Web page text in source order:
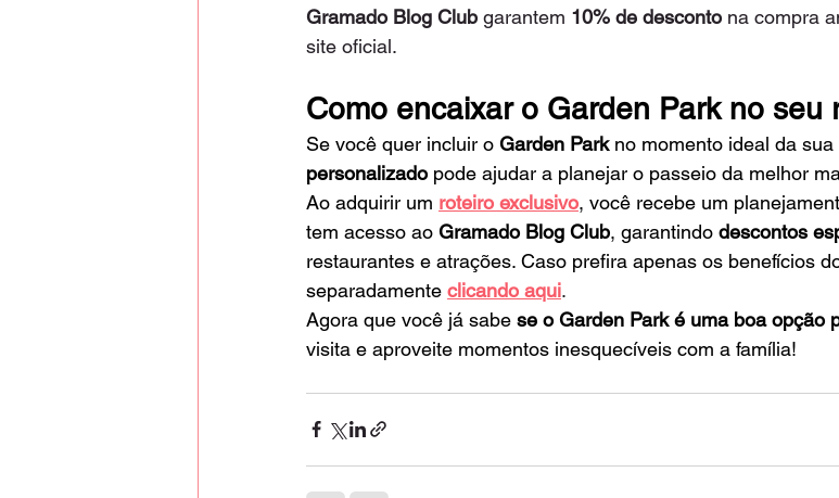
Gramado Blog Club garantem 10% de desconto na compra
site oficial.
Como encaixar o Garden Park no seu
Se você quer incluir o Garden Park no momento ideal da sua
personalizado pode ajudar a planejar o passeio da melhor
Ao adquirir um roteiro exclusivo, você recebe um
tem acesso ao Gramado Blog Club, garantindo descontos
restaurantes e atrações. Caso prefira apenas os benefícios
separadamente clicando aqui.
Agora que você já sabe se o Garden Park é uma boa opção
visita e aproveite momentos inesquecíveis com a família!